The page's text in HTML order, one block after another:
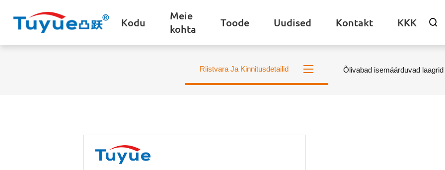
Kodu
Meie
kohta
Toode Uudised Kontakt KKK 
Riistvara Ja Kinnitusdetailid Õlivabad isemäärduvad laagrid